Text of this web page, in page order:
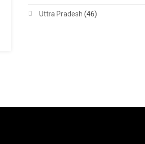
Uttra Pradesh (46)